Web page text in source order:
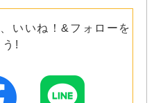
いいね！&フォローを
う!